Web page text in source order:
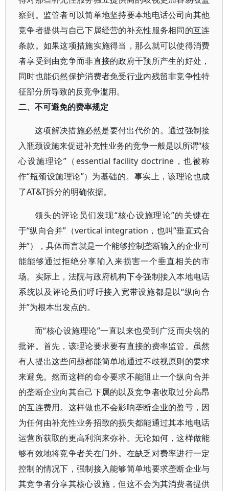
察到。监管者可以简单地坚持要本地电话公司向其他
竞争者提供与自己下属经营的补充性服务相同的互连
条款。如果这项措施实施得当，那么就可以使得消费
者享受到由竞争而非直接的政府干预所产生的好处，
同时也能仍然保护消费者免受行业内残留非竞争性特
征部分所导致的反竞争滥用。
二、不可避免的费率规定
这项解决措施必然是要付出代价的。通过强制接
入瓶颈设施来促进补充性业务的竞争一般是以所谓“核
心设施理论”（essential facility doctrine，也被称
作“瓶颈设施理论”）为基础的。事实上，该理论也成
了AT&T拆分的明确依据。
领头的评论员们发现“核心设施理论”的关键在
于“纵向合并”（vertical integration，也叫“垂直式合
并”），具体而言就是一个能够控制垄断输入的企业可
能能够通过拒绝分享输入来损害一个垂直相关的市
场。实际上，法院与政府机构下令强制接入本地电话
系统以及评论员们呼吁接入宽带设施都是以“纵向合
并”为根本出发点的。
而“核心设施理论”一直以来也受到广泛而尖锐的
批评。首先，该理论要求要有直接的费率监管。虽然
有人提出这些问题都能简单地通过不歧视原则的要求
来避免。然而这样的命令要求不能阻止一个纵向合并
的垄断企业向其自己下属的以及竞争者收取过分高昂
的互连费用。这样做也不会影响垄断企业的盈亏，因
为任何由补充性业务招致的损失都能通过其本地电话
运营所获取的更高利润来弥补。无论如何，这样做能
够有效地将竞争者关在门外。在缺乏对费率进行一定
控制的情况下，强制接入能够简单地要求垄断企业与
其竞争者分享其核心设施，但这不会为其消费者提供